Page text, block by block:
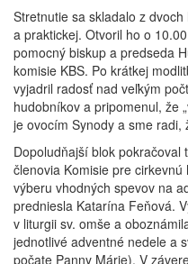
Stretnutie sa skladalo z
a praktickej. Otvoril ho o
pomocný biskup a predseda
komisie KBS. Po krátkej
vyjadril radosť nad veľkým
hudobníkov a pripomenul, že
je ovocím Synody a sme radi,
Dopoludňajší blok
členovia Komisie pre
výberu vhodných spevov na
predniesla Katarína Feňová.
v liturgii sv. omše a
jednotlivé adventné nedele a
počate Panny Márie). V